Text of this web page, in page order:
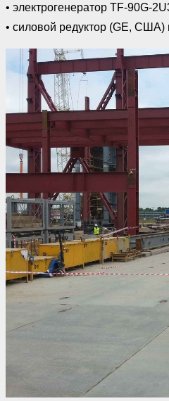
• электрогенератор TF-90G-
• силовой редуктор (GE, США)